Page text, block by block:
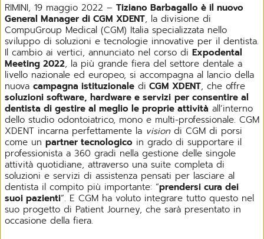
RIMINI, 19 maggio 2022 – Tiziano Barbagallo è il nuovo
General Manager di CGM XDENT, la divisione di
CompuGroup Medical (CGM) Italia specializzata nello
sviluppo di soluzioni e tecnologie innovative per il dentista.
Il cambio ai vertici, annunciato nel corso di Expodental
Meeting 2022, la più grande fiera del settore dentale a
livello nazionale ed europeo, si accompagna al lancio della
nuova campagna istituzionale di CGM XDENT, che offre
soluzioni software, hardware e servizi per consentire al
dentista di gestire al meglio le proprie attività all’interno
dello studio odontoiatrico, mono e multi-professionale. CGM
XDENT incarna perfettamente la vision di CGM di porsi
come un partner tecnologico in grado di supportare il
professionista a 360 gradi nella gestione delle singole
attività quotidiane, attraverso una suite completa di
soluzioni e servizi di assistenza pensati per lasciare al
dentista il compito più importante: “prendersi cura dei
suoi pazienti”. E CGM ha voluto integrare tutto questo nel
suo progetto di Patient Journey, che sarà presentato in
occasione della fiera.